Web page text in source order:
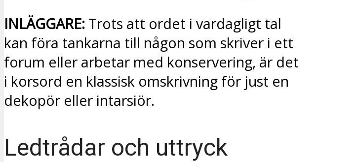
INLÄGGARE: Trots att ordet i vardagligt tal
kan föra tankarna till någon som skriver i ett
forum eller arbetar med konservering, är det
i korsord en klassisk omskrivning för just en
dekopör eller intarsiör.
Ledtrådar och uttryck